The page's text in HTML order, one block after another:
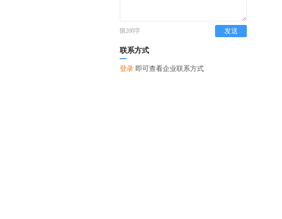
限200字 发送
联系方式
登录 即可查看企业联系方式